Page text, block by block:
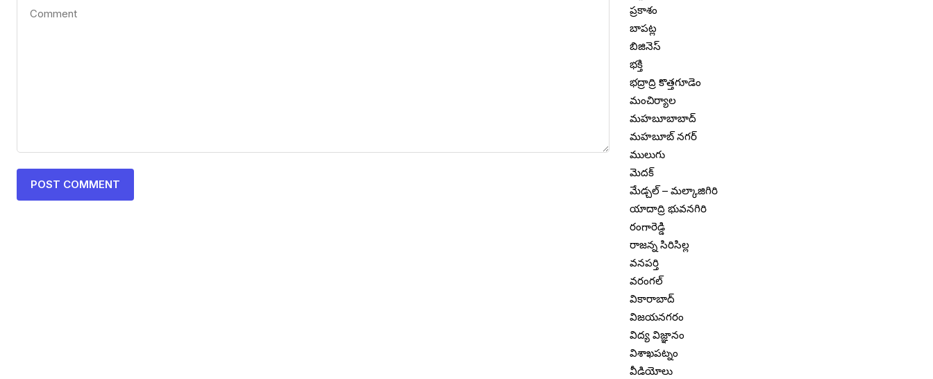
ప్రకాశం
బాపట్ల
బిజినెస్
భక్తి
భద్రాద్రి కొత్తగూడెం
మంచిర్యాల
మహబూబాబాద్
మహబూబ్ నగర్
ములుగు
మెదక్
మేడ్చల్ – మల్కాజిగిరి
యాదాద్రి భువనగిరి
రంగారెడ్డి
రాజన్న సిరిసిల్ల
వనపర్తి
వరంగల్
వికారాబాద్
విజయనగరం
విద్య విజ్ఞానం
విశాఖపట్నం
వీడియోలు